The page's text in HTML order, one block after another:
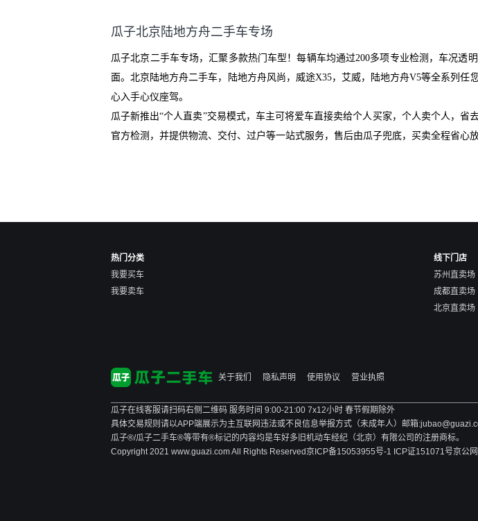
我协商，主动权在平台手里。”
瓜子北京陆地方舟二手车专场
瓜子北京二手车专场，汇聚多款热门车型！每辆车均通过200多项专业检测，车况
面。北京陆地方舟二手车，陆地方舟风尚，威途X35，艾威，陆地方舟V5等全系列
心入手心仪座驾。
瓜子新推出“个人直卖”交易模式，车主可将爱车直接卖给个人买家，个人卖个人，
官方检测，并提供物流、交付、过户等一站式服务，售后由瓜子兜底，买卖全程省心放
热门分类
我要买车
我要卖车
线下门店
苏州直卖场
成都直卖场
北京直卖场
关于我们
隐私声明 使用协议 营业执照
瓜子在线客服请扫码右侧二维码 服务时间 9:00-21:00 7x12小时 春节假期除外
具体交易规则请以APP端展示为主 互联网违法或不良信息举报方式（未成年人）邮箱
瓜子®/瓜子二手车®等带有®标记的内容均是车好多旧机动车经纪（北京）有限公司的注册商标。
Copyright 2021 www.guazi.com All Rights Reserved京ICP备15053955号-1 ICP证151071号京公